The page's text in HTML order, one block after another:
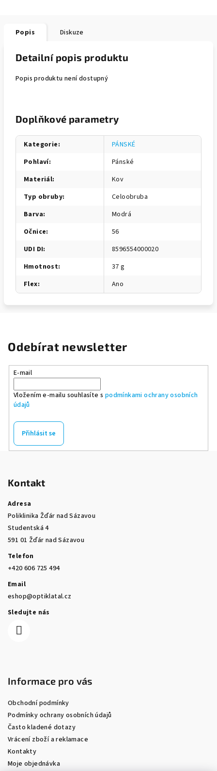
Popis Diskuze
Detailní popis produktu
Popis produktu není dostupný
Doplňkové parametry
Kategorie:
PÁNSKÉ
Pohlaví:
Pánské
Materiál:
Kov
Typ obruby:
Celoobruba
Barva:
Modrá
Očnice:
56
UDI DI:
8596554000020
Hmotnost:
37 g
Flex: Ano
Odebírat newsletter
E-mail
Vložením e-mailu souhlasíte s podmínkami ochrany osobních
údajů
Přihlásit se
Kontakt
Adresa
Poliklinika Žďár nad Sázavou
Studentská 4
591 01 Žďár nad Sázavou
Telefon
+420 606 725 494
Email
eshop@optiklatal.cz
Sledujte nás
Informace pro vás
Obchodní podmínky
Podmínky ochrany osobních údajů
Často kladené dotazy
Vrácení zboží a reklamace
Kontakty
Moje objednávka